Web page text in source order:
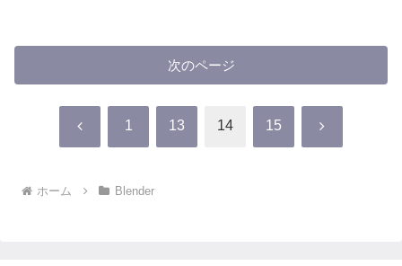
次のページ
前 1 13 14 15 次
ホーム Blender